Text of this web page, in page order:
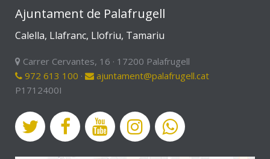
Ajuntament de Palafrugell
Calella, Llafranc, Llofriu, Tamariu
Carrer Cervantes, 16 · 17200 Palafrugell
972 613 100 ·
ajuntament@palafrugell.cat
P1712400I